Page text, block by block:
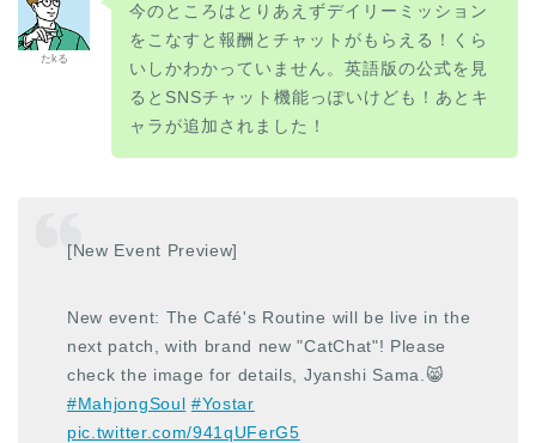
たkる
今のところはとりあえずデイリーミッション
をこなすと報酬とチャットがもらえる！くら
いしかわかっていません。英語版の公式を見
るとSNSチャット機能っぽいけども！あとキ
ャラが追加されました！
[New Event Preview]
New event: The Café's Routine will be live in the
next patch, with brand new "CatChat"! Please
check the image for details, Jyanshi Sama.😸
#MahjongSoul
#Yostar
pic.twitter.com/941qUFerG5